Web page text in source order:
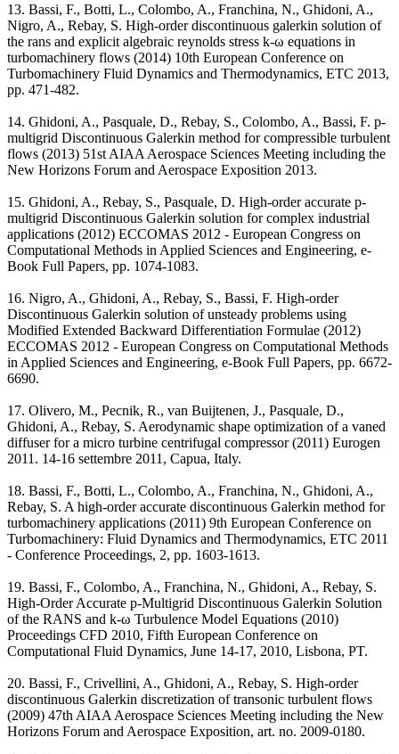
13. Bassi, F., Botti, L., Colombo, A., Franchina, N., Ghidoni, A.,
Nigro, A., Rebay, S. High-order discontinuous galerkin solution of
the rans and explicit algebraic reynolds stress k-ω equations in
turbomachinery flows (2014) 10th European Conference on
Turbomachinery Fluid Dynamics and Thermodynamics, ETC 2013,
pp. 471-482.
14. Ghidoni, A., Pasquale, D., Rebay, S., Colombo, A., Bassi, F. p-
multigrid Discontinuous Galerkin method for compressible turbulent
flows (2013) 51st AIAA Aerospace Sciences Meeting including the
New Horizons Forum and Aerospace Exposition 2013.
15. Ghidoni, A., Rebay, S., Pasquale, D. High-order accurate p-
multigrid Discontinuous Galerkin solution for complex industrial
applications (2012) ECCOMAS 2012 - European Congress on
Computational Methods in Applied Sciences and Engineering, e-
Book Full Papers, pp. 1074-1083.
16. Nigro, A., Ghidoni, A., Rebay, S., Bassi, F. High-order
Discontinuous Galerkin solution of unsteady problems using
Modified Extended Backward Differentiation Formulae (2012)
ECCOMAS 2012 - European Congress on Computational Methods
in Applied Sciences and Engineering, e-Book Full Papers, pp. 6672-
6690.
17. Olivero, M., Pecnik, R., van Buijtenen, J., Pasquale, D.,
Ghidoni, A., Rebay, S. Aerodynamic shape optimization of a vaned
diffuser for a micro turbine centrifugal compressor (2011) Eurogen
2011. 14-16 settembre 2011, Capua, Italy.
18. Bassi, F., Botti, L., Colombo, A., Franchina, N., Ghidoni, A.,
Rebay, S. A high-order accurate discontinuous Galerkin method for
turbomachinery applications (2011) 9th European Conference on
Turbomachinery: Fluid Dynamics and Thermodynamics, ETC 2011
- Conference Proceedings, 2, pp. 1603-1613.
19. Bassi, F., Colombo, A., Franchina, N., Ghidoni, A., Rebay, S.
High-Order Accurate p-Multigrid Discontinuous Galerkin Solution
of the RANS and k-ω Turbulence Model Equations (2010)
Proceedings CFD 2010, Fifth European Conference on
Computational Fluid Dynamics, June 14-17, 2010, Lisbona, PT.
20. Bassi, F., Crivellini, A., Ghidoni, A., Rebay, S. High-order
discontinuous Galerkin discretization of transonic turbulent flows
(2009) 47th AIAA Aerospace Sciences Meeting including the New
Horizons Forum and Aerospace Exposition, art. no. 2009-0180.